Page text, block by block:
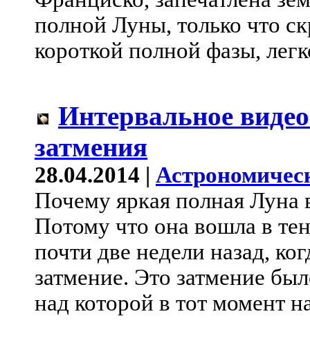
полной Луны, только что
короткой полной фазы,
Интервальное
затмения
28.04.2014 |
Почему яркая полная Луна
Потому что она вошла в
почти две недели назад,
затмение. Это затмение
над которой в тот момент